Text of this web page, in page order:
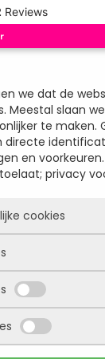
Reviews
de inhoud gaan
BBQ
we dat de
Meestal slaan
te maken.
directe
en
privacy
cookies
ervoor dat
Ze zijn dus
uitgezet.
als jij iets
invullen
opslaan. Je
hij deze cookies
zien we hoe
waar bezoekers
pagina’s populair
blijven
jouw
of